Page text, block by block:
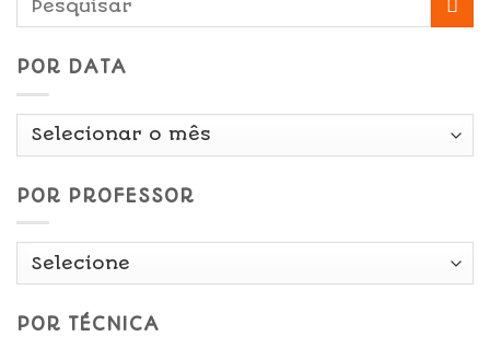
POR DATA
Por
POR PROFESSOR
POR TÉCNICA